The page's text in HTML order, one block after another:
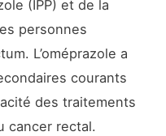
(IPP) et de la
personnes
L’oméprazole a
courants
des traitements
cancer rectal.